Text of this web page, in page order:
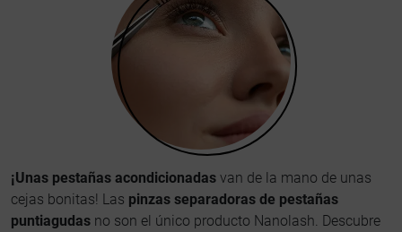
¡Unas pestañas acondicionadas van de la mano de unas
cejas bonitas! Las pinzas separadoras de pestañas
puntiagudas no son el único producto Nanolash. Descubre